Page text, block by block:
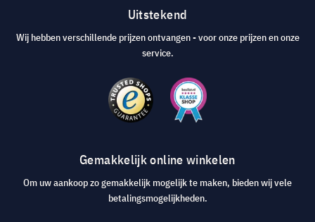
Uitstekend
Wij hebben verschillende prijzen ontvangen - voor onze prijzen en onze
service.
Gemakkelijk online winkelen
Om uw aankoop zo gemakkelijk mogelijk te maken, bieden wij vele
betalingsmogelijkheden.